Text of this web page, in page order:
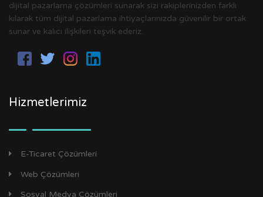
dijital pazarlama çözümleri sunarak sizi rakiplerinizden farklı
kılarak tüm dijital pazarlama ihtiyaçlarınızda güvenilir bir ortak
sunar ve kalıcı ilişkileri teşvik ederiz.
Hizmetlerimiz
E-Ticaret Çözümleri
Web Çözümleri
Sosyal Medya Çözümleri